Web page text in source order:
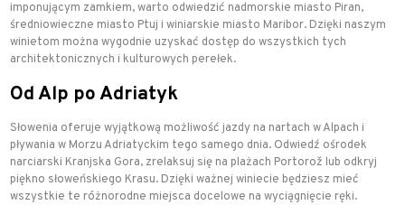
imponującym zamkiem, warto odwiedzić nadmorskie miasto Piran,
średniowieczne miasto Ptuj i winiarskie miasto Maribor. Dzięki naszym
winietom można wygodnie uzyskać dostęp do wszystkich tych
architektonicznych i kulturowych perełek.
Od Alp po Adriatyk
Słowenia oferuje wyjątkową możliwość jazdy na nartach w Alpach i
pływania w Morzu Adriatyckim tego samego dnia. Odwiedź ośrodek
narciarski Kranjska Gora, zrelaksuj się na plażach Portorož lub odkryj
piękno słoweńskiego Krasu. Dzięki ważnej winiecie będziesz mieć
wszystkie te różnorodne miejsca docelowe na wyciągnięcie ręki.